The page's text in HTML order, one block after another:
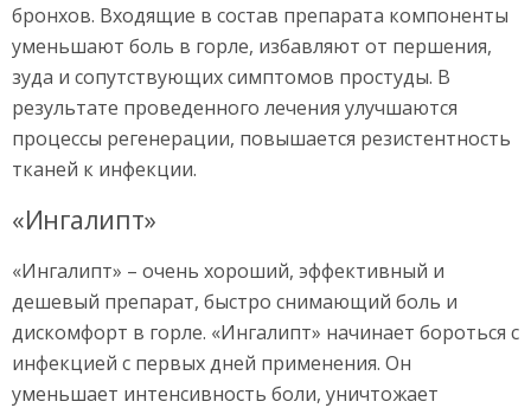
бронхов. Входящие в состав препарата компоненты
уменьшают боль в горле, избавляют от першения,
зуда и сопутствующих симптомов простуды. В
результате проведенного лечения улучшаются
процессы регенерации, повышается резистентность
тканей к инфекции.
«Ингалипт»
«Ингалипт» – очень хороший, эффективный и
дешевый препарат, быстро снимающий боль и
дискомфорт в горле. «Ингалипт» начинает бороться с
инфекцией с первых дней применения. Он
уменьшает интенсивность боли, уничтожает